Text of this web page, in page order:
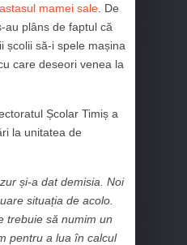
mamei sale . De
au plâns de faptul că
școlii să-i spele mașina
care deseori venea la
Școlar Timiș a
la unitatea de
și-a dat demisia. Noi
situația de acolo.
trebuie să numim un
pentru a lua în calcul